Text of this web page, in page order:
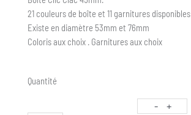
21 couleurs de boîte et 11 garnitures disponibles
Existe en diamètre 53mm et 76mm
Coloris aux choix . Garnitures aux choix
Quantité
- +